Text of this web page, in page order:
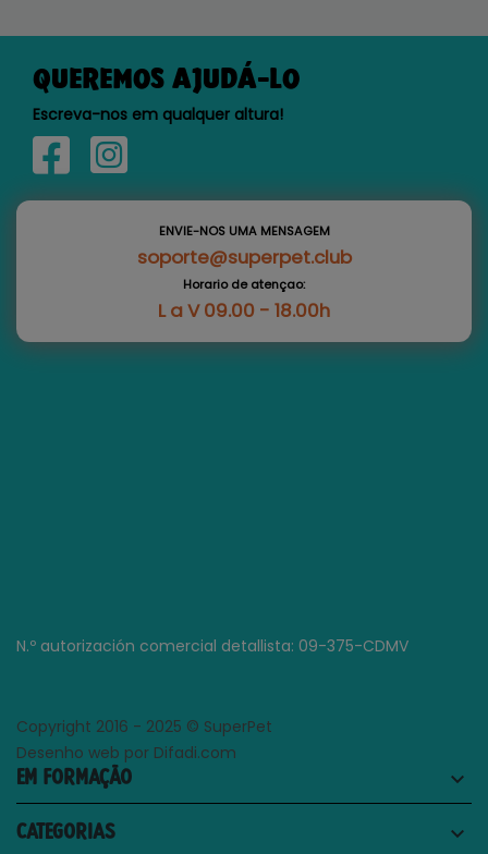
QUEREMOS AJUDÁ-LO
Escreva-nos em qualquer altura!
ENVIE-NOS UMA MENSAGEM
soporte@superpet.club
Horario de atençao:
L a V 09.00 - 18.00h
N.º autorización comercial detallista: 09-375-CDMV
Copyright 2016 - 2025 © SuperPet
Desenho web por Difadi.com
EM FORMAÇÃO keyboard_arrow_down
CATEGORIAS keyboard_arrow_down